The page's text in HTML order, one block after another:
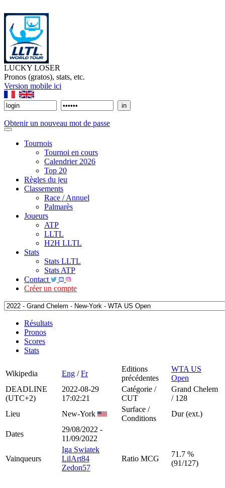
LUCKY LOSER
Pronos (gratos), stats, etc.
Version mobile ici
Obtenir un nouveau mot de passe
Tournois
Tournoi en cours
Calendrier 2026
Top 20
Règles du jeu
Classements
Race / Annuel
Palmarès
Joueurs
ATP
LLTL
H2H LLTL
Stats
Stats LLTL
Stats ATP
Contact
Créer un compte
Résultats
Pronos
Scores
Stats
Wikipedia Eng /Fr
Editions
précédentes
WTA US
Open
DEADLINE
(UTC+2)
2022-08-29
17:02:21
Catégorie /
CUT
Grand Chelem
/ 128
Lieu
New-York
Surface /
Conditions
Dur (ext.)
Dates
29/08/2022 -
11/09/2022
Vainqueurs
Iga Swiatek
LilArt84
Zedon57
Ratio MCG
71.7 %
(91/127)